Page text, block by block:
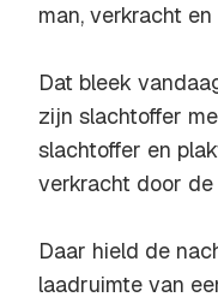
man, verkracht
Dat bleek
zijn slachtoffer
slachtoffer en
verkracht door de
Daar hield de
laadruimte van